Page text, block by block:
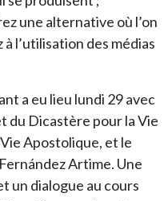
une alternative où l’on
l’utilisation des médias
a eu lieu lundi 29 avec
du Dicastère pour la Vie
Apostolique, et le
Artime. Une
un dialogue au cours